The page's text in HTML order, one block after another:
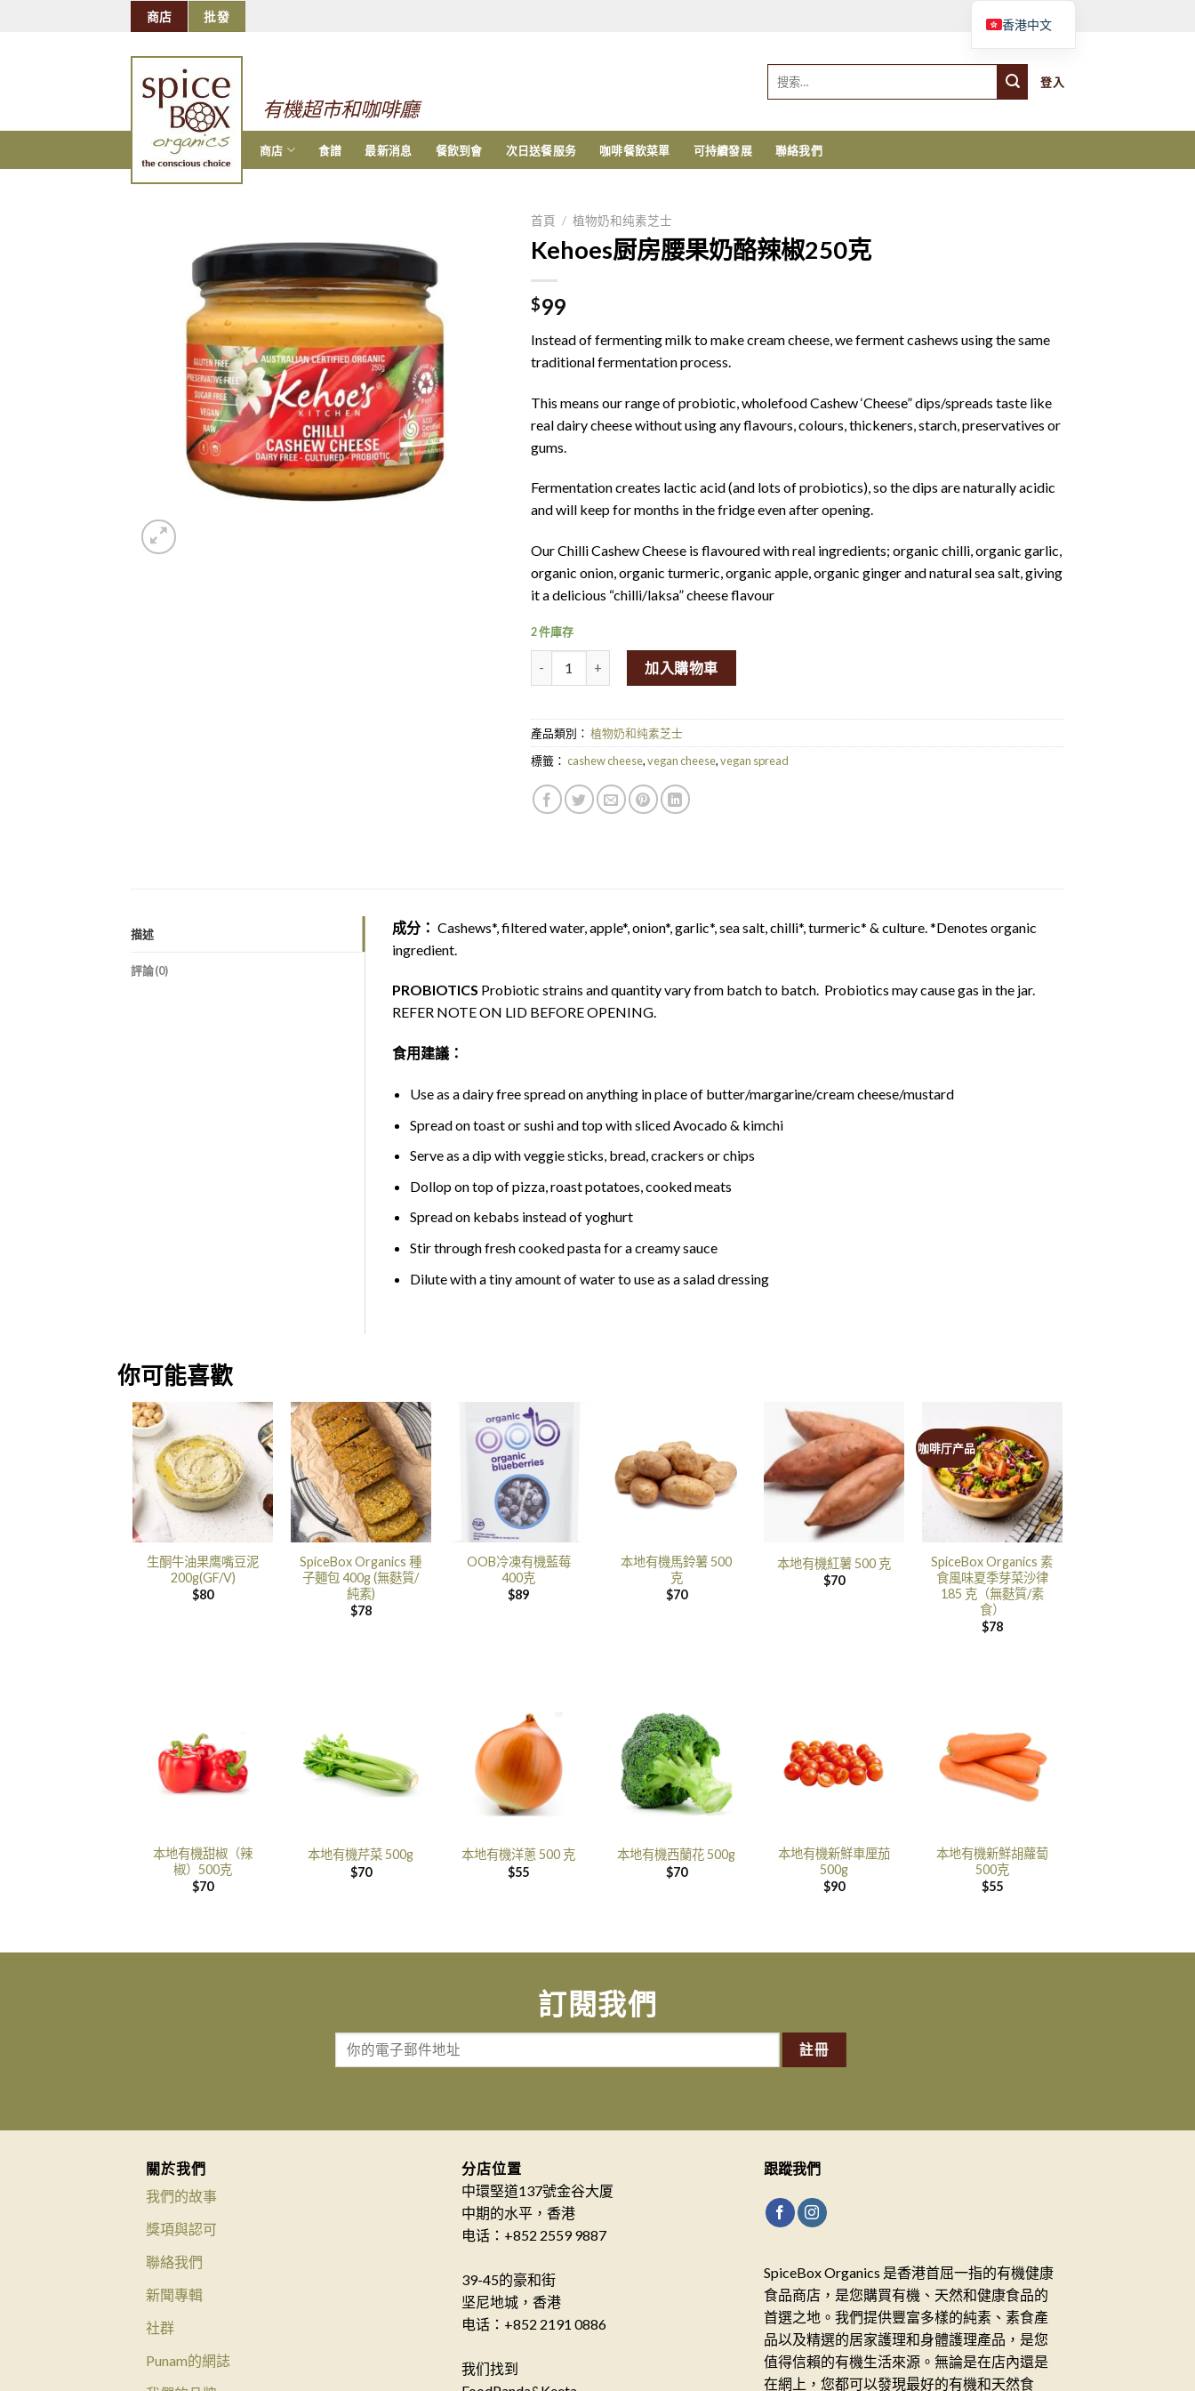
商店 批發 購物車
有機超市和咖啡廳
索：
登入
商店 食譜 最新消息 餐飲到會 次日送餐服务 咖啡餐飲菜單 可持續發展 聯絡我們
首頁 / 植物奶和纯素芝士
Kehoes厨房腰果奶酪辣椒250克
$99
Instead of fermenting milk to make cream cheese, we ferment cashews using the same
traditional fermentation process.
This means our range of probiotic, wholefood Cashew ‘Cheese” dips/spreads taste like
real dairy cheese without using any flavours, colours, thickeners, starch, preservatives or
gums.
Fermentation creates lactic acid (and lots of probiotics), so the dips are naturally acidic
and will keep for months in the fridge even after opening.
Our Chilli Cashew Cheese is flavoured with real ingredients; organic chilli, organic garlic,
organic onion, organic turmeric, organic apple, organic ginger and natural sea salt, giving
it a delicious “chilli/laksa” cheese flavour
2 件庫存
Kehoes Kitchen Cashew cheese Chilli 250g量
加入購物車
產品類別： 植物奶和纯素芝士
標籤： cashew cheese,vegan cheese,vegan spread
描述
評論(0)
成分： Cashews*, filtered water, apple*, onion*, garlic*, sea salt, chilli*, turmeric* & culture. *Denotes organic
ingredient.
PROBIOTICS Probiotic strains and quantity vary from batch to batch. Probiotics may cause gas in the jar.
REFER NOTE ON LID BEFORE OPENING.
食用建議：
Use as a dairy free spread on anything in place of butter/margarine/cream cheese/mustard
Spread on toast or sushi and top with sliced Avocado & kimchi
Serve as a dip with veggie sticks, bread, crackers or chips
Dollop on top of pizza, roast potatoes, cooked meats
Spread on kebabs instead of yoghurt
Stir through fresh cooked pasta for a creamy sauce
Dilute with a tiny amount of water to use as a salad dressing
你可能喜歡
生酮牛油果鹰嘴豆泥
200g(GF/V)
$80
SpiceBox Organics 種
子麵包 400g (無麩質/
純素)
$78
OOB冷凍有機藍莓
400克
$89
本地有機馬鈴薯 500
克
$70
本地有機紅薯 500 克
$70
咖啡厅产品
SpiceBox Organics 素
食風味夏季芽菜沙律
185 克（無麩質/素
食）
$78
本地有機甜椒（辣
椒）500克
$70
本地有機芹菜 500g
$70
本地有機洋蔥 500 克
$55
本地有機西蘭花 500g
$70
本地有機新鮮車厘茄
500g
$90
本地有機新鮮胡蘿蔔
500克
$55
訂閱我們
關於我們
我們的故事
獎項與認可
聯絡我們
新聞專輯
社群
Punam的網誌
分店位置
中環堅道137號金谷大厦
中期的水平，香港
电话：+852 2559 9887
39-45的豪和街
坚尼地城，香港
电话：+852 2191 0886
我们找到
跟蹤我們
SpiceBox Organics 是香港首屈一指的有機健康
食品商店，是您購買有機、天然和健康食品的
首選之地。我們提供豐富多樣的純素、素食產
品以及精選的居家護理和身體護理產品，是您
值得信賴的有機生活來源。無論是在店內還是
在網上，您都可以發現最好的有機和天然食
香港中文